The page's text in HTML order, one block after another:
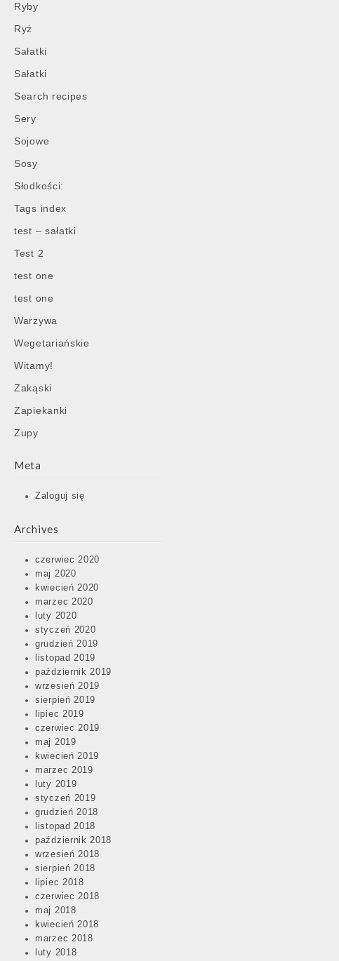
Ryby
Ryż
Sałatki
Sałatki
Search recipes
Sery
Sojowe
Sosy
Słodkości:
Tags index
test – sałatki
Test 2
test one
test one
Warzywa
Wegetariańskie
Witamy!
Zakąski
Zapiekanki
Zupy
Meta
Zaloguj się
Archives
czerwiec 2020
maj 2020
kwiecień 2020
marzec 2020
luty 2020
styczeń 2020
grudzień 2019
listopad 2019
październik 2019
wrzesień 2019
sierpień 2019
lipiec 2019
czerwiec 2019
maj 2019
kwiecień 2019
marzec 2019
luty 2019
styczeń 2019
grudzień 2018
listopad 2018
październik 2018
wrzesień 2018
sierpień 2018
lipiec 2018
czerwiec 2018
maj 2018
kwiecień 2018
marzec 2018
luty 2018